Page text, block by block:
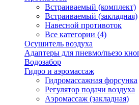
Встраиваемый (комплект)
Встраиваемый (закладная)
Навесной противоток
Все категории (4)
Осушитель воздуха
Адаптеры для пневмо/пьезо
Водозабор
Гидро и аэромассаж
Гидромассажная форсунка
Регулятор подачи воздуха
Аэромассаж (закладная)